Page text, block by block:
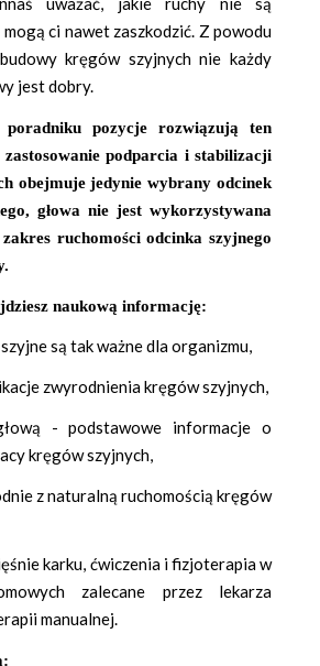
mogą ci nawet zaszkodzić. Z powodu
kręgów szyjnych nie każdy
jest dobry.
pozycje rozwiązują ten
podparcia i stabilizacji
obejmuje jedynie wybrany odcinek
głowa nie jest wykorzystywana
ruchomości odcinka szyjnego
naukową informację:
są tak ważne dla organizmu,
zwyrodnienia kręgów szyjnych,
- podstawowe informacje o
kręgów szyjnych,
z naturalną ruchomością kręgów
karku, ćwiczenia i fizjoterapia w
zalecane przez lekarza
manualnej.